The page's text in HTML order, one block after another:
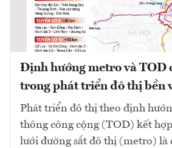
Định hướng metro và TOD
trong phát triển đô thị bền
Phát triển đô thị theo định
thông công cộng (TOD) kết
lưới đường sắt đô thị (metro) là